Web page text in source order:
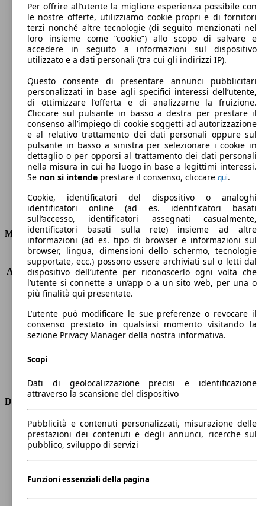
Benzina
Carburante
118 g/km
Emissioni di CO2 (combinato)*
Consumi
Motore e Prestazioni
KW (PS)
96 kW (131 PS)
Accelerazione (0-100 km/h)
8.6s
Velocità massima (km/h)
203 km/h
Numero di marce
6
Coppia
230 nm
Cilindrata
1199 ccm
Carburante
Benzina
Trasmissione
Dimensioni
Lunghezza
4160 mm
Altezza
1550 mm
Larghezza
Peso massimo
1665 kg
Per offrire all’utente la migliore esperienza possibile con
le nostre offerte, utilizziamo cookie propri e di fornitori
terzi nonché altre tecnologie (di seguito menzionati nel
loro insieme come “cookie”) allo scopo di salvare e
accedere in seguito a informazioni sul dispositivo
utilizzato e a dati personali (tra cui gli indirizzi IP).
Questo consente di presentare annunci pubblicitari
personalizzati in base agli specifici interessi dell’utente,
di ottimizzare l’offerta e di analizzarne la fruizione.
Cliccare sul pulsante in basso a destra per prestare il
consenso all’impiego di cookie soggetti ad autorizzazione
e al relativo trattamento dei dati personali oppure sul
pulsante in basso a sinistra per selezionare i cookie in
dettaglio o per opporsi al trattamento dei dati personali
nella misura in cui ha luogo in base a legittimi interessi.
Se non si intende prestare il consenso, cliccare qui.
Cookie, identificatori del dispositivo o analoghi
identificatori online (ad es. identificatori basati
sull’accesso, identificatori assegnati casualmente,
identificatori basati sulla rete) insieme ad altre
informazioni (ad es. tipo di browser e informazioni sul
browser, lingua, dimensioni dello schermo, tecnologie
supportate, ecc.) possono essere archiviati sul o letti dal
dispositivo dell’utente per riconoscerlo ogni volta che
l’utente si connette a un’app o a un sito web, per una o
più finalità qui presentate.
L’utente può modificare le sue preferenze o revocare il
consenso prestato in qualsiasi momento visitando la
sezione Privacy Manager della nostra informativa.
Scopi
Dati di geolocalizzazione precisi e identificazione
attraverso la scansione del dispositivo
Pubblicità e contenuti personalizzati, misurazione delle
prestazioni dei contenuti e degli annunci, ricerche sul
pubblico, sviluppo di servizi
Funzioni essenziali della pagina